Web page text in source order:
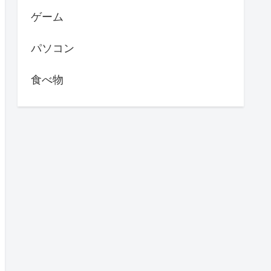
ゲーム
パソコン
食べ物